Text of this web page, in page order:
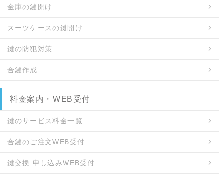
金庫の鍵開け
スーツケースの鍵開け
鍵の防犯対策
合鍵作成
料金案内・WEB受付
鍵のサービス料金一覧
合鍵のご注文WEB受付
鍵交換 申し込みWEB受付